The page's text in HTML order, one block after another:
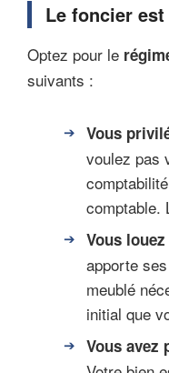
Le foncier
Optez pour le
suivants :
Vous
voulez pas
comptable.
Vous
apporte
meublé
initial que
Vous avez